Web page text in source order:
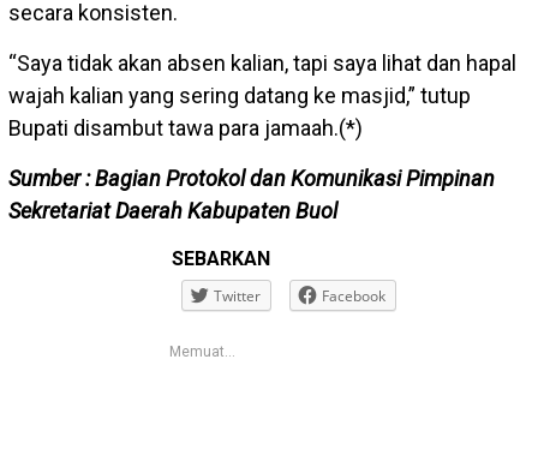
secara konsisten.
“Saya tidak akan absen kalian, tapi saya lihat dan hapal
wajah kalian yang sering datang ke masjid,” tutup
Bupati disambut tawa para jamaah.(*)
Sumber : Bagian Protokol dan Komunikasi Pimpinan
Sekretariat Daerah Kabupaten Buol
SEBARKAN
Twitter Facebook
Memuat...